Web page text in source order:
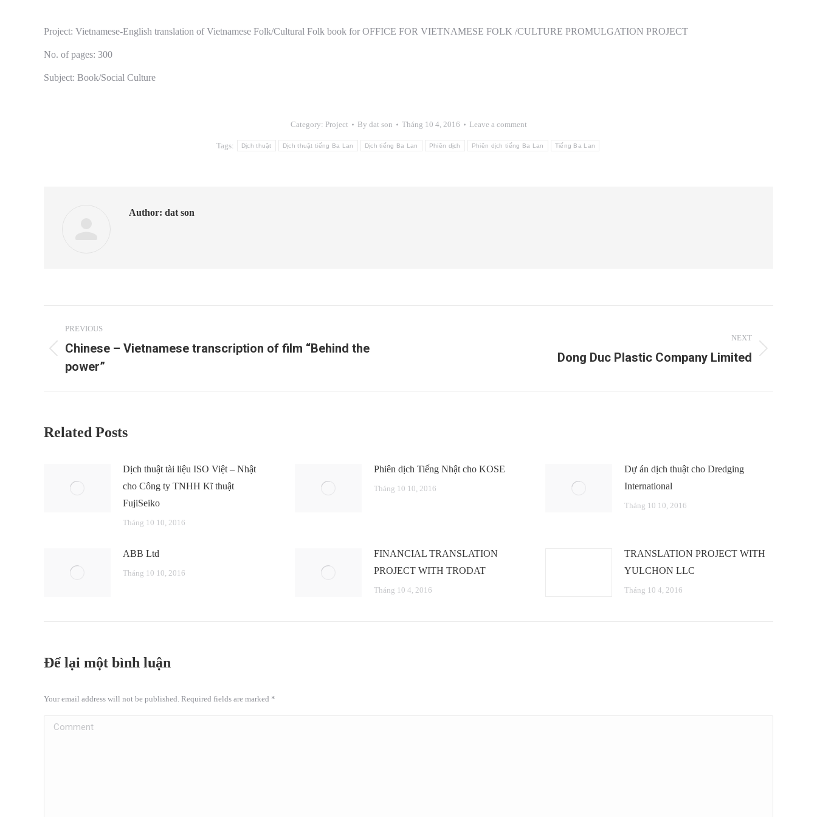
Project: Vietnamese-English translation of Vietnamese Folk/Cultural Folk book for OFFICE FOR VIETNAMESE FOLK /CULTURE PROMULGATION PROJECT
No. of pages: 300
Subject: Book/Social Culture
Category: Project By dat son Tháng 10 4, 2016 Leave a comment
Tags: Dịch thuật Dịch thuật tiếng Ba Lan Dịch tiếng Ba Lan Phiên dịch Phiên dịch tiếng Ba Lan Tiếng Ba Lan
Author: dat son
navigation
PREVIOUS
Previous
post:
Chinese – Vietnamese transcription of film “Behind the
power”
NEXT
Dong Duc Plastic Company Limited
Related Posts
Dịch thuật tài liệu ISO Việt – Nhật
cho Công ty TNHH Kĩ thuật
FujiSeiko
Tháng 10 10, 2016
Phiên dịch Tiếng Nhật cho KOSE
Tháng 10 10, 2016
Dự án dịch thuật cho Dredging
International
Tháng 10 10, 2016
ABB Ltd
Tháng 10 10, 2016
FINANCIAL TRANSLATION
PROJECT WITH TRODAT
Tháng 10 4, 2016
TRANSLATION PROJECT WITH
YULCHON LLC
Tháng 10 4, 2016
Để lại một bình luận
Your email address will not be published. Required fields are marked *
Comment